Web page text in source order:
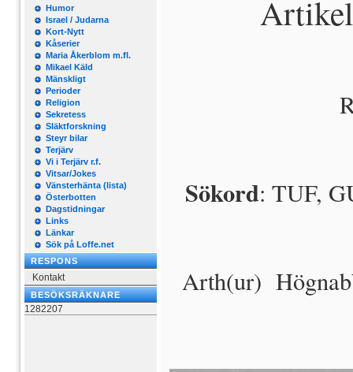
Humor
Israel / Judarna
Kort-Nytt
Kåserier
Maria Åkerblom m.fl.
Mikael Käld
Mänskligt
Perioder
Religion
Sekretess
Släktforskning
Steyr bilar
Terjärv
Vi i Terjärv r.f.
Vitsar/Jokes
Vänsterhänta (lista)
Österbotten
Dagstidningar
Links
Länkar
Sök på Loffe.net
RESPONS
Kontakt
BESÖKSRÄKNARE
1282207
Sökord: TUF,
Arth(ur)